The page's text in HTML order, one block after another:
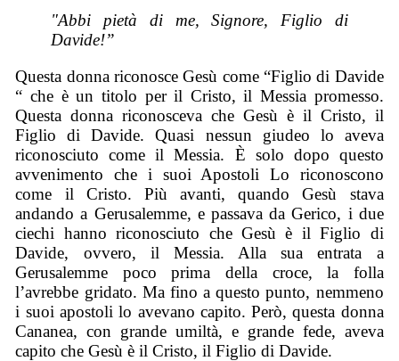
"Abbi pietà di me, Signore, Figlio di
Davide!”
Questa donna riconosce Gesù come “Figlio di Davide
“ che è un titolo per il Cristo, il Messia promesso.
Questa donna riconosceva che Gesù è il Cristo, il
Figlio di Davide. Quasi nessun giudeo lo aveva
riconosciuto come il Messia. È solo dopo questo
avvenimento che i suoi Apostoli Lo riconoscono
come il Cristo. Più avanti, quando Gesù stava
andando a Gerusalemme, e passava da Gerico, i due
ciechi hanno riconosciuto che Gesù è il Figlio di
Davide, ovvero, il Messia. Alla sua entrata a
Gerusalemme poco prima della croce, la folla
l’avrebbe gridato. Ma fino a questo punto, nemmeno
i suoi apostoli lo avevano capito. Però, questa donna
Cananea, con grande umiltà, e grande fede, aveva
capito che Gesù è il Cristo, il Figlio di Davide.